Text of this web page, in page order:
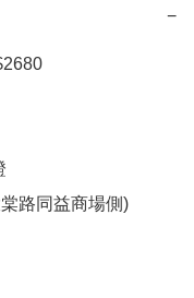
−
路同益商場側)